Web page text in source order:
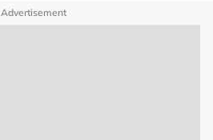
Advertisement